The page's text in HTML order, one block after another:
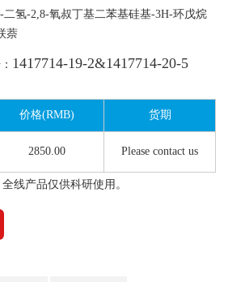
二氢-​2,​8-​氧叔丁基二苯基硅基-3H-环戊烷
萘
1417714-19-2&1417714-20-5
价格(RMB) 货期
2850.00 Please contact us
线产品仅供科研使用。